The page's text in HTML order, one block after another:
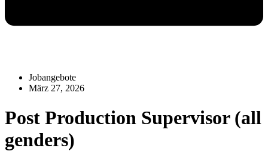
Jobangebote
März 27, 2026
Post Production Supervisor (all
genders)